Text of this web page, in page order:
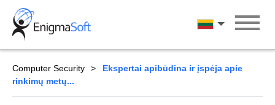
Skip
content
Lietuvių
Computer Security
Ekspertai apibūdina ir įspėja apie
rinkimų metų...